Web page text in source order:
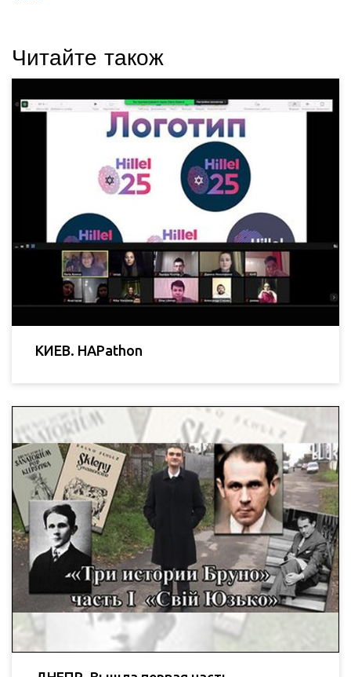
Читайте також
КИЕВ. HAPathon